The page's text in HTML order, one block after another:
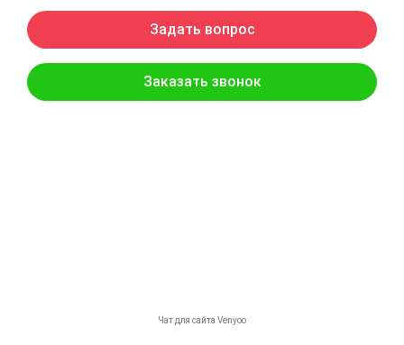
Канапе с прошуто грушей и пеканом